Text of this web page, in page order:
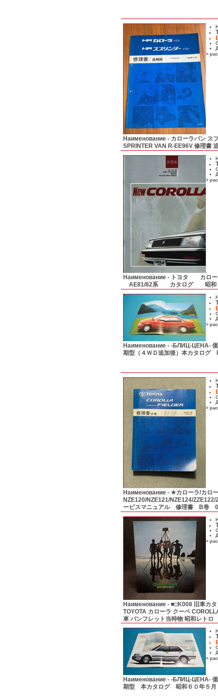
>
Наименование - カローラバン ス
SPRINTER VAN R-EE96V 修理
>
Наименование -
トヨタ カロー
AE81/82系 カタログ 昭和６
>
Наименование - -БЛИЦ-ЦЕНА-
期型（４ＷＤ追加後）本カタロ
>
Наименование - ★カローラ/カロ
NZE120/NZE121/NZE124/
ービスマニュアル 修理書 B巻
>
Наименование - ■□K008 旧車カ
TOYOTA カローラ クーペ
車 パンフレット当時物 昭和レトロ
>
Наименование - -БЛИЦ-ЦЕНА-
期型 本カタログ 昭和６０年５